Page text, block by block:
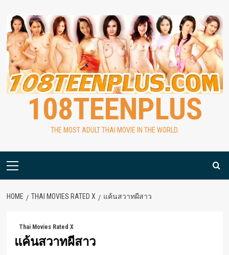
content
108TEENPLUS
THE MOST ADULT THAI MOVIE IN THE WORLD.
Primary
HOME THAI MOVIES RATED X แค้นสวาทผีสาว
Thai Movies Rated X
แค้นสวาทผีสาว